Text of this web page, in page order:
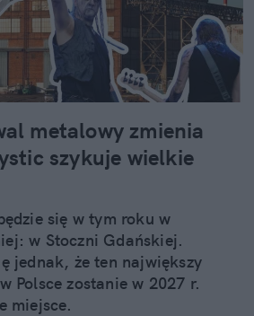
metalowy zmienia
szykuje wielkie
się w tym roku w
w Stoczni Gdańskiej.
jednak, że ten największy
Polsce zostanie w 2027 r.
miejsce.